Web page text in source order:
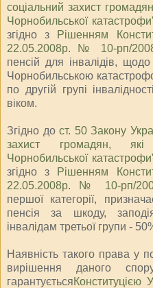
соціальний захист
Чорнобильської
згідно з Рішенням
22.05.2008р. № 10-рп/
пенсій для інвалідів,
Чорнобильською
по другій групі
віком.
Згідно дост. 50 Закону
захист громадян, які
Чорнобильської
згідно з Рішенням
22.05.2008р. № 10-рп/
першої категорії,
пенсія за шкоду,
інвалідам третьої групи -
Наявність такого права у
вирішення даного
гарантуєтьсяКонституцією